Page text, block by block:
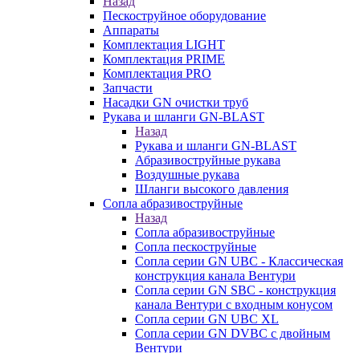
Пескоструйное оборудование
Аппараты
Комплектация LIGHT
Комплектация PRIME
Комплектация PRO
Запчасти
Насадки GN очистки труб
Рукава и шланги GN-BLAST
Назад
Рукава и шланги GN-BLAST
Абразивоструйные рукава
Воздушные рукава
Шланги высокого давления
Сопла абразивоструйные
Назад
Сопла абразивоструйные
Сопла пескоструйные
Сопла серии GN UBC - Классическая
конструкция канала Вентури
Сопла серии GN SBC - конструкция
канала Вентури c входным конусом
Сопла серии GN UBC XL
Сопла серии GN DVBC с двойным
Вентури